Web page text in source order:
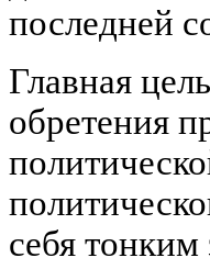
последней
Главная
обретения
себя